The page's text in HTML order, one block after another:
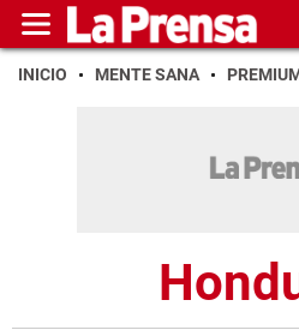
INICIO MENTE SANA